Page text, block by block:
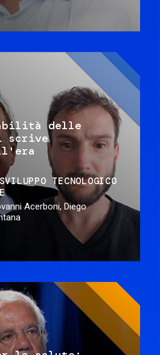
delle
scrive
SVILUPPO TECNOLOGICO
Acerboni, Diego